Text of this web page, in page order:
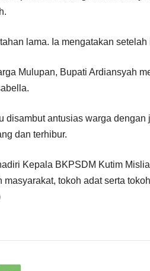
lama. Ia mengatakan
Mulupan, Bupati Ardiansyah
disambut antusias warga
dan terhibur.
Kepala BKPSDM Kutim
masyarakat, tokoh adat serta